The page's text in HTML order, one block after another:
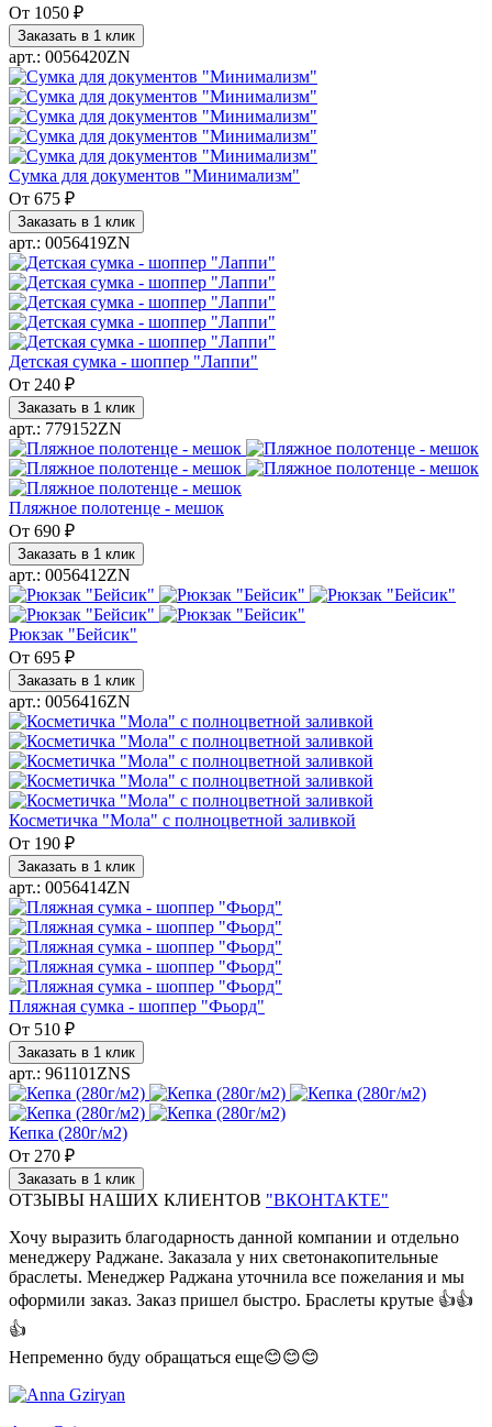
От 1050 ₽
Заказать в 1 клик
арт.: 0056420ZN
Сумка для документов "Минимализм"
От 675 ₽
Заказать в 1 клик
арт.: 0056419ZN
Детская сумка - шоппер "Лаппи"
От 240 ₽
Заказать в 1 клик
арт.: 779152ZN
Пляжное полотенце - мешок
От 690 ₽
Заказать в 1 клик
арт.: 0056412ZN
Рюкзак "Бейсик"
От 695 ₽
Заказать в 1 клик
арт.: 0056416ZN
Косметичка "Мола" с полноцветной заливкой
От 190 ₽
Заказать в 1 клик
арт.: 0056414ZN
Пляжная сумка - шоппер "Фьорд"
От 510 ₽
Заказать в 1 клик
арт.: 961101ZNS
Кепка (280г/м2)
От 270 ₽
Заказать в 1 клик
ОТЗЫВЫ НАШИХ КЛИЕНТОВ "ВКОНТАКТЕ"
Хочу выразить благодарность данной компании и отдельно
менеджеру Раджане. Заказала у них светонакопительные
браслеты. Менеджер Раджана уточнила все пожелания и мы
оформили заказ. Заказ пришел быстро. Браслеты крутые 👍👍
👍
Непременно буду обращаться еще😊😊😊